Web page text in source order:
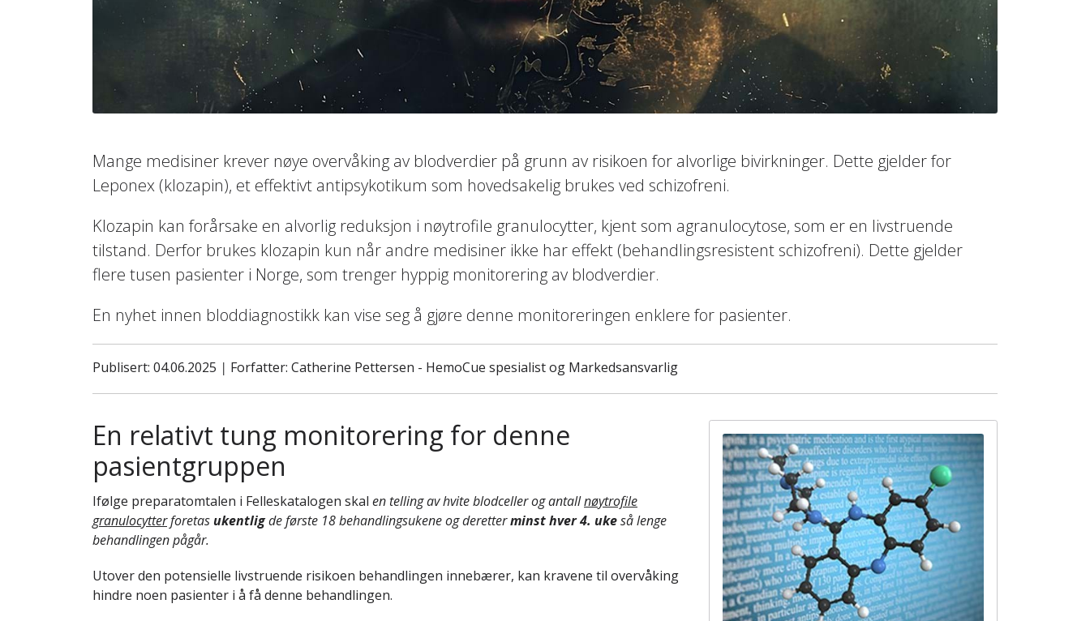
Mange medisiner krever nøye overvåking av blodverdier på grunn av risikoen for alvorlige bivirkninger. Dette gjelder for
Leponex (klozapin), et effektivt antipsykotikum som hovedsakelig brukes ved schizofreni.
Klozapin kan forårsake en alvorlig reduksjon i nøytrofile granulocytter, kjent som agranulocytose, som er en livstruende
tilstand. Derfor brukes klozapin kun når andre medisiner ikke har effekt (behandlingsresistent schizofreni). Dette gjelder
flere tusen pasienter i Norge, som trenger hyppig monitorering av blodverdier.
En nyhet innen bloddiagnostikk kan vise seg å gjøre denne monitoreringen enklere for pasienter.
Publisert: 04.06.2025 | Forfatter: Catherine Pettersen - HemoCue spesialist og Markedsansvarlig
En relativt tung monitorering for denne
pasientgruppen
Ifølge preparatomtalen i Felleskatalogen skal en telling av hvite blodceller og antallnøytrofile
granulocytterforetas ukentligde første 18 behandlingsukene og deretterminst hver 4. ukeså lenge
behandlingen pågår.
Utover den potensielle livstruende risikoen behandlingen innebærer, kan kravene til overvåking
hindre noen pasienter i å få denne behandlingen.